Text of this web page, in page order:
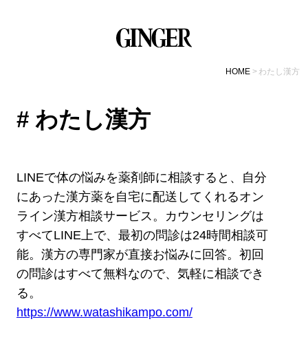
HOME わたし漢方
# わたし漢方
LINEで体の悩みを薬剤師に相談すると、自分
にあった漢方薬を自宅に配送してくれるオン
ライン漢方相談サービス。カウンセリングは
すべてLINE上で、最初の問診は24時間相談可
能。漢方の専門家が直接お悩みに回答。初回
の問診はすべて無料なので、気軽に相談でき
る。
https://www.watashikampo.com/